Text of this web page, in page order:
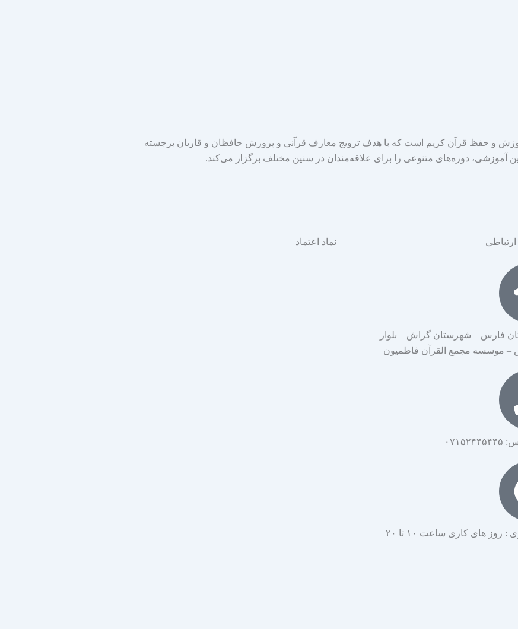
و حفظ قرآن کریم است که با هدف ترویج معارف قرآنی و پرورش حافظان و قاریان برجسته
آموزشی، دوره‌های متنوعی را برای علاقه‌مندان در سنین مختلف برگزار می‌کند.
فارس – شهرستان گراش – بلوار
– موسسه مجمع القرآن فاطمیون
های کاری ساعت ۱۰ تا ۲۰
نماد اعتماد